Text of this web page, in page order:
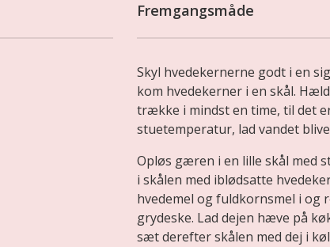
Fremgangsmåde
Skyl hvedekernerne godt i en
kom hvedekerner i en skål.
trække i mindst en time, til det
stuetemperatur, lad vandet
Opløs gæren i en lille skål med
i skålen med iblødsatte
hvedemel og fuldkornsmel i og
grydeske. Lad dejen hæve på
sæt derefter skålen med dej i